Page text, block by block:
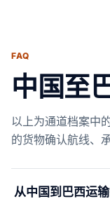
FAQ
中国至
以上为通道档案中
的货物确认航线、
从中国到巴西运